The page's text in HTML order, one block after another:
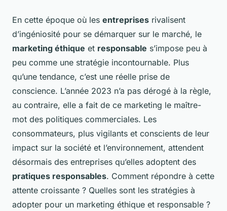
En cette époque où les entreprises rivalisent
d’ingéniosité pour se démarquer sur le marché, le
marketing éthique et responsable s’impose peu à
peu comme une stratégie incontournable. Plus
qu’une tendance, c’est une réelle prise de
conscience. L’année 2023 n’a pas dérogé à la règle,
au contraire, elle a fait de ce marketing le maître-
mot des politiques commerciales. Les
consommateurs, plus vigilants et conscients de leur
impact sur la société et l’environnement, attendent
désormais des entreprises qu’elles adoptent des
pratiques responsables. Comment répondre à cette
attente croissante ? Quelles sont les stratégies à
adopter pour un marketing éthique et responsable ?